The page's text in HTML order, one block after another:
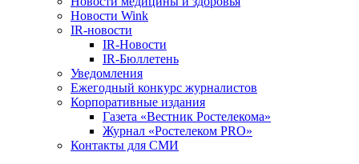
Новости Wink
IR-новости
IR-Новости
IR-Бюллетень
Уведомления
Ежегодный конкурс журналистов
Корпоративные издания
Газета «Вестник Ростелекома»
Журнал «Ростелеком PRO»
Контакты для СМИ